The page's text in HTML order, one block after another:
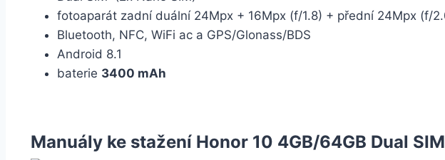
fotoaparát zadní duální 24Mpx + 16Mpx (f/1.8) + přední 24Mpx (f/
Bluetooth, NFC, WiFi ac a GPS/Glonass/BDS
Android 8.1
baterie 3400 mAh
Manuály ke stažení Honor 10 4GB/64GB Dual